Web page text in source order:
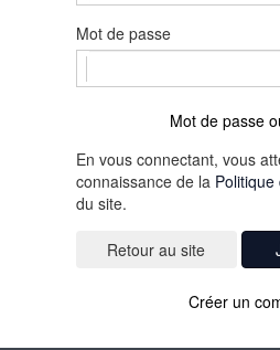
Mot de passe
Mot de passe
En vous connectant, vous
connaissance de la
du site.
Créer un